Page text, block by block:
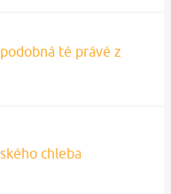
té právé z
chleba